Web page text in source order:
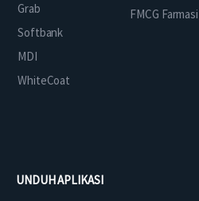
Grab
Softbank
MDI
WhiteCoat
FMCG Farmasi
UNDUH APLIKASI